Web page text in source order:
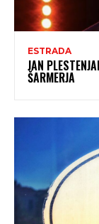
ESTRADA
JAN
ŠARMERJA